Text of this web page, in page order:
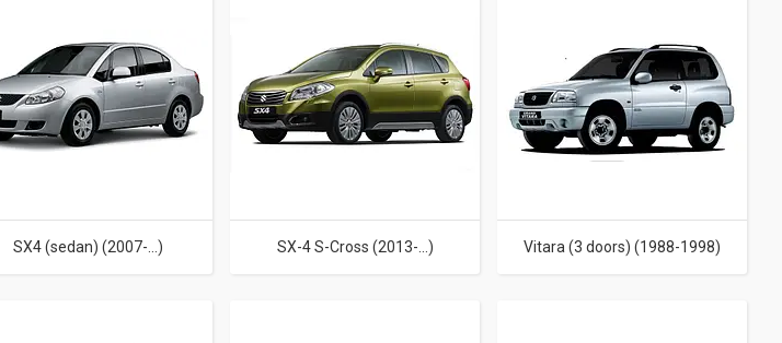
SX4 (sedan) (2007-...) SX-4 S-Cross (2013-...) Vitara (3 doors) (1988-1998)